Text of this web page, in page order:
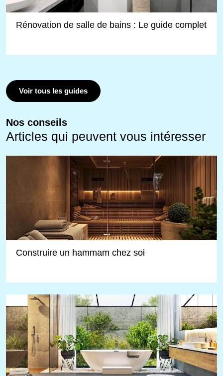
Rénovation de salle de bains : Le guide complet
Voir tous les guides
Nos conseils
Articles qui peuvent vous intéresser
Construire un hammam chez soi